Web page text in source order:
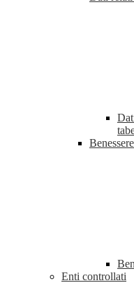
Enti controllati